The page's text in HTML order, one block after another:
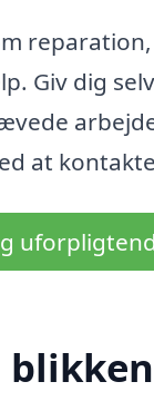
Giv dig
at